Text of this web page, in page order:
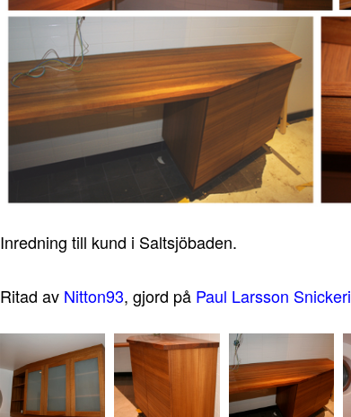
Inredning till kund i Saltsjöbaden.
Ritad av Nitton93, gjord på Paul Larsson Snickeri